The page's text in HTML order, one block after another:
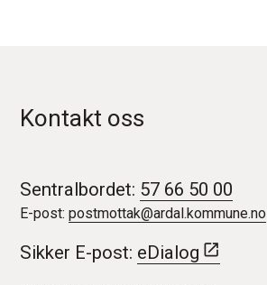
Kontakt oss
Sentralbordet: 57 66 50 00
E-post:postmottak@ardal.kommune.no
Sikker E-post: eDialog